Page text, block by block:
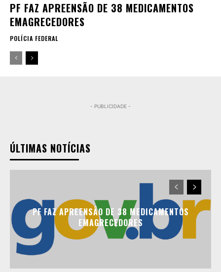
PF FAZ APREENSÃO DE 38 MEDICAMENTOS
EMAGRECEDORES
POLÍCIA FEDERAL
- PUBLICIDADE -
ÚLTIMAS NOTÍCIAS
PF FAZ APREENSÃO DE 38 MEDICAMENTOS
EMAGRECEDORES